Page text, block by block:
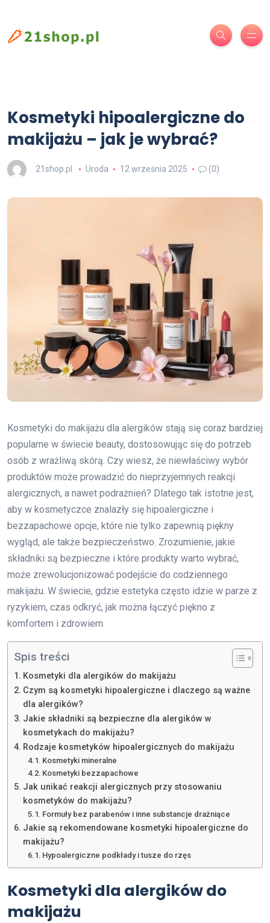
Kosmetyki hipoalergiczne do
makijażu – jak je wybrać?
21shop.pl Uroda 12 września 2025 (0)
Kosmetyki do makijażu dla alergików stają się coraz bardziej
popularne w świecie beauty, dostosowując się do potrzeb
osób z wrażliwą skórą. Czy wiesz, że niewłaściwy wybór
produktów może prowadzić do nieprzyjemnych reakcji
alergicznych, a nawet podrażnień? Dlatego tak istotne jest,
aby w kosmetyczce znalazły się hipoalergiczne i
bezzapachowe opcje, które nie tylko zapewnią piękny
wygląd, ale także bezpieczeństwo. Zrozumienie, jakie
składniki są bezpieczne i które produkty warto wybrać,
może zrewolucjonizować podejście do codziennego
makijażu. W świecie, gdzie estetyka często idzie w parze z
ryzykiem, czas odkryć, jak można łączyć piękno z
komfortem i zdrowiem.
Spis treści
Kosmetyki dla alergików do makijażu
Czym są kosmetyki hipoalergiczne i dlaczego są ważne
dla alergików?
Jakie składniki są bezpieczne dla alergików w
kosmetykach do makijażu?
Rodzaje kosmetyków hipoalergicznych do makijażu
Kosmetyki mineralne
Kosmetyki bezzapachowe
Jak unikać reakcji alergicznych przy stosowaniu
kosmetyków do makijażu?
Formuły bez parabenów i inne substancje drażniące
Jakie są rekomendowane kosmetyki hipoalergiczne do
makijażu?
Hypoalergiczne podkłady i tusze do rzęs
Kosmetyki dla alergików do
makijażu